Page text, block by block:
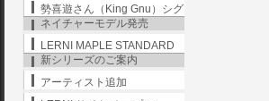
勢喜遊さん（King Gnu）シグ
ネイチャーモデル発売
LERNI MAPLE STANDARD
新シリーズのご案内
アーティスト追加